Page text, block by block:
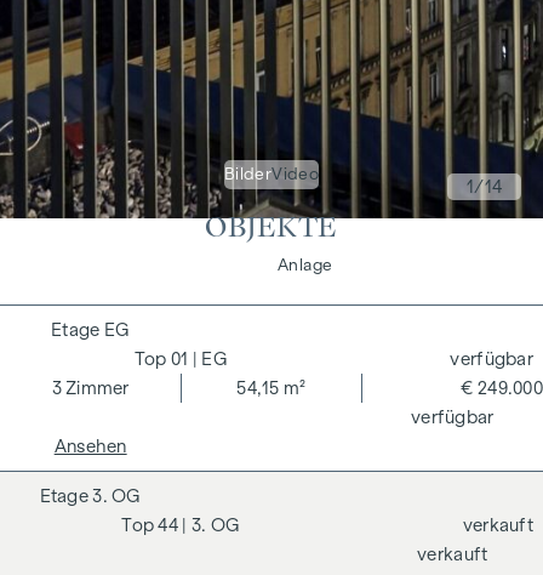
BilderVideo
1 /14
OBJEKTE
Anlage
01 | EG
EG
3Zimmer 54,15 m²
€ 249.000
verfügbar
verfügbar
Ansehen
44 | 3. OG
3. OG
verkauft
verkauft